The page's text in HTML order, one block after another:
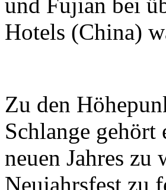
Hotels (China)
Zu den
Schlange
neuen Jahres zu
Neujahrsfest zu